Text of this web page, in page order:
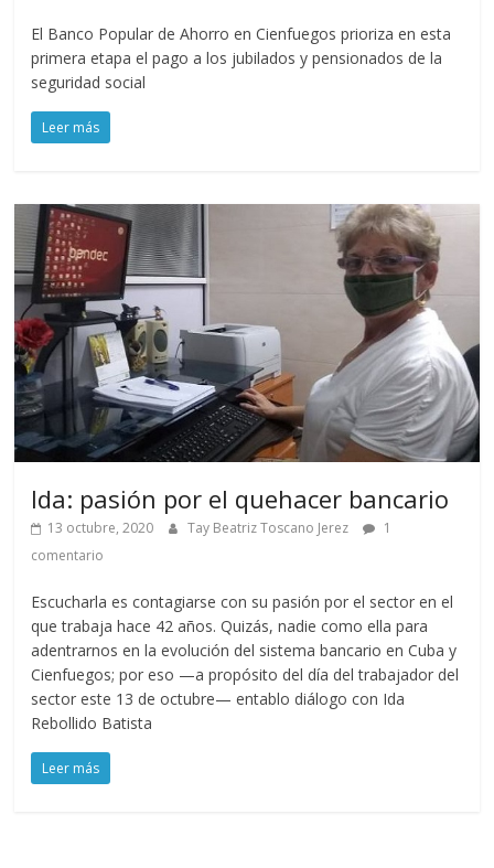
El Banco Popular de Ahorro en Cienfuegos prioriza en esta
primera etapa el pago a los jubilados y pensionados de la
seguridad social
Leer más
Ida: pasión por el quehacer bancario
13 octubre, 2020 Tay Beatriz Toscano Jerez
1
comentario
Escucharla es contagiarse con su pasión por el sector en el
que trabaja hace 42 años. Quizás, nadie como ella para
adentrarnos en la evolución del sistema bancario en Cuba y
Cienfuegos; por eso —a propósito del día del trabajador del
sector este 13 de octubre— entablo diálogo con Ida
Rebollido Batista
Leer más